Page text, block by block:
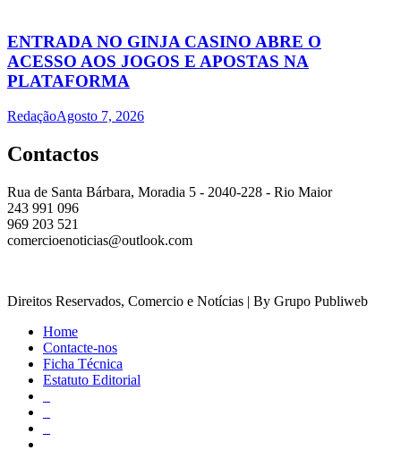
ENTRADA NO GINJA CASINO ABRE O
ACESSO AOS JOGOS E APOSTAS NA
PLATAFORMA
RedaçãoAgosto 7, 2026
Contactos
Rua de Santa Bárbara, Moradia 5 - 2040-228 - Rio Maior
243 991 096
969 203 521
comercioenoticias@outlook.com
Direitos Reservados, Comercio e Notícias | By Grupo Publiweb
Home
Contacte-nos
Ficha Técnica
Estatuto Editorial